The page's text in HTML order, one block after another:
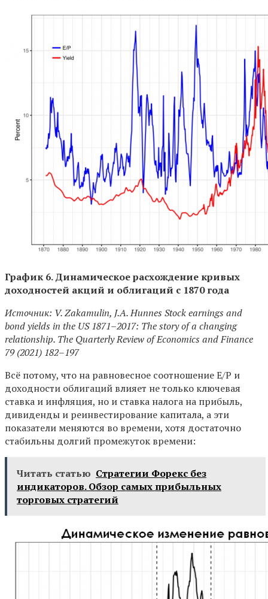
График 6. Динамическое расхождение кривых
доходностей акций и облигаций с 1870 года
Источник: V. Zakamulin, J.A. Hunnes Stock earnings and
bond yields in the US 1871–2017: The story of a changing
relationship. The Quarterly Review of Economics and Finance
79 (2021) 182–197
Всё потому, что на равновесное соотношение E/P и
доходности облигаций влияет не только ключевая
ставка и инфляция, но и ставка налога на прибыль,
дивиденды и реинвестирование капитала, а эти
показатели меняются во времени, хотя достаточно
стабильны долгий промежуток времени:
Читать статью Стратегии Форекс без
индикаторов. Обзор самых прибыльных
торговых стратегий